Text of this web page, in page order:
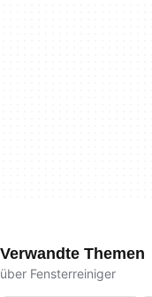
Verwandte Themen
über Fensterreiniger